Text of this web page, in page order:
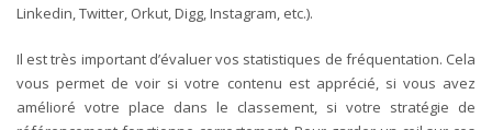
Linkedin, Twitter, Orkut, Digg, Instagram, etc.).
Il est très important d’évaluer vos statistiques de fréquentation. Cela
vous permet de voir si votre contenu est apprécié, si vous avez
amélioré votre place dans le classement, si votre stratégie de